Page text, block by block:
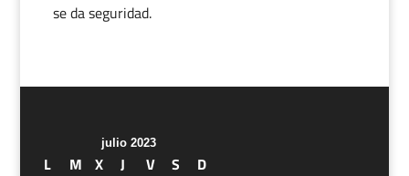
se da seguridad.
julio 2023
L M X J V S
D